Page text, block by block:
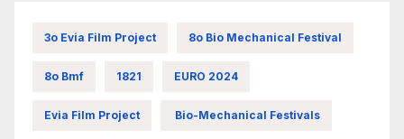
3ο Evia Film Project 8ο Bio Mechanical Festival
8ο Bmf 1821 EURO 2024
Evia Film Project Bio-Mechanical Festivals